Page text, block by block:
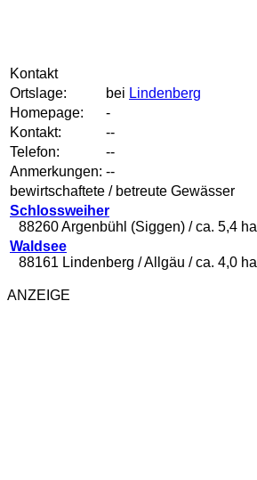
Kontakt
Ortslage:
bei Lindenberg
Homepage:
-
Kontakt:
--
Telefon:
--
Anmerkungen: --
bewirtschaftete / betreute Gewässer
Schlossweiher
88260 Argenbühl (Siggen) / ca. 5,4 ha
Waldsee
88161 Lindenberg / Allgäu / ca. 4,0 ha
ANZEIGE